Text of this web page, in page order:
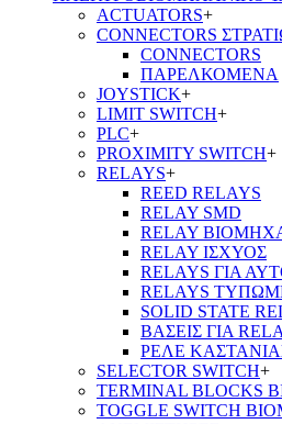
ACTUATORS+
CONNECTORS
CONNECTORS
ΠΑΡΕΛΚΟΜΕΝΑ
JOYSTICK+
LIMIT SWITCH+
PLC+
PROXIMITY SWITCH+
RELAYS+
REED RELAYS
RELAY SMD
RELAY
RELAY ΙΣΧΥΟΣ
RELAYS ΓΙΑ
RELAYS
SOLID STATE
ΒΑΣΕΙΣ ΓΙΑ
ΡΕΛΕ
SELECTOR SWITCH+
TERMINAL BLOCKS
TOGGLE SWITCH